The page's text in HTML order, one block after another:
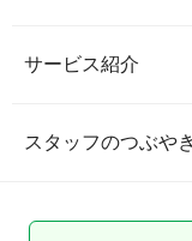
サービス紹介
スタッフのつぶやき